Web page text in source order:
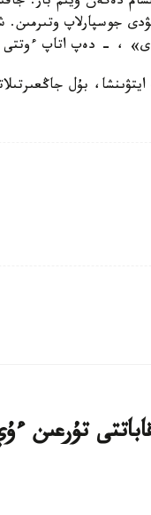
جوسپارلاپ
، - دەپ اتاپ ءوتتى
ايتۋىنشا، بۇل
كوپقاباتتى